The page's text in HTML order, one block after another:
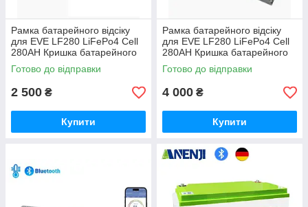
Рамка батарейного відсіку
для EVE LF280 LiFePo4 Cell
280AH Кришка батарейного
відсіку на 4 ячейки
Готово до відправки
2 500 ₴
Купити
Рамка батарейного відсіку
для EVE LF280 LiFePo4 Cell
280AH Кришка батарейного
відсіку на 8 ячейки
Готово до відправки
4 000 ₴
Купити